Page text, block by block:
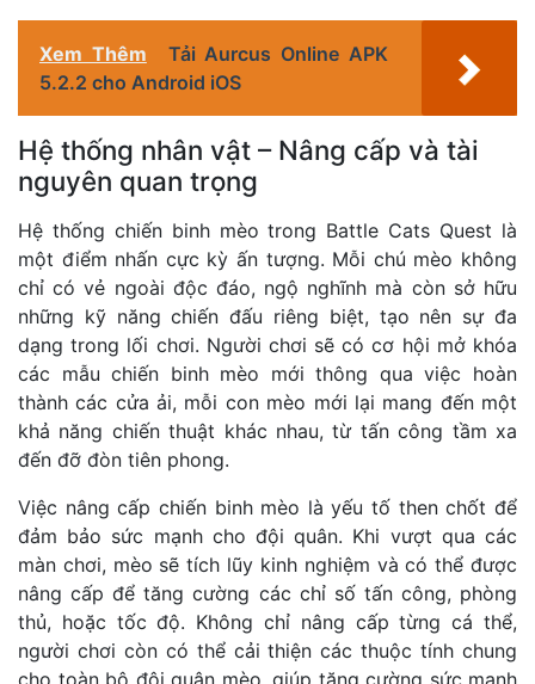
Xem Thêm
Tải Aurcus Online APK
5.2.2 cho Android iOS
Hệ thống nhân vật – Nâng cấp và tài
nguyên quan trọng
Hệ thống chiến binh mèo trong Battle Cats Quest là
một điểm nhấn cực kỳ ấn tượng. Mỗi chú mèo không
chỉ có vẻ ngoài độc đáo, ngộ nghĩnh mà còn sở hữu
những kỹ năng chiến đấu riêng biệt, tạo nên sự đa
dạng trong lối chơi. Người chơi sẽ có cơ hội mở khóa
các mẫu chiến binh mèo mới thông qua việc hoàn
thành các cửa ải, mỗi con mèo mới lại mang đến một
khả năng chiến thuật khác nhau, từ tấn công tầm xa
đến đỡ đòn tiên phong.
Việc nâng cấp chiến binh mèo là yếu tố then chốt để
đảm bảo sức mạnh cho đội quân. Khi vượt qua các
màn chơi, mèo sẽ tích lũy kinh nghiệm và có thể được
nâng cấp để tăng cường các chỉ số tấn công, phòng
thủ, hoặc tốc độ. Không chỉ nâng cấp từng cá thể,
người chơi còn có thể cải thiện các thuộc tính chung
cho toàn bộ đội quân mèo, giúp tăng cường sức mạnh